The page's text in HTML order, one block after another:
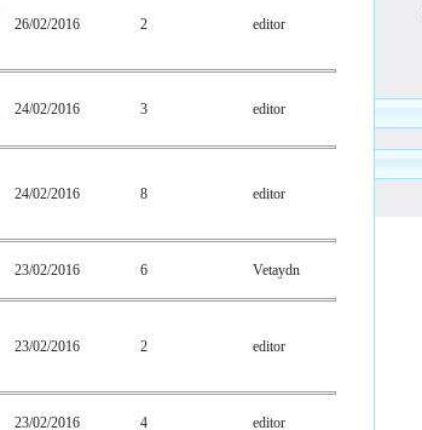
26/02/2016 2 editor
24/02/2016 3 editor
24/02/2016 8 editor
23/02/2016 6 Vetaydn
23/02/2016 2 editor
23/02/2016 4 editor